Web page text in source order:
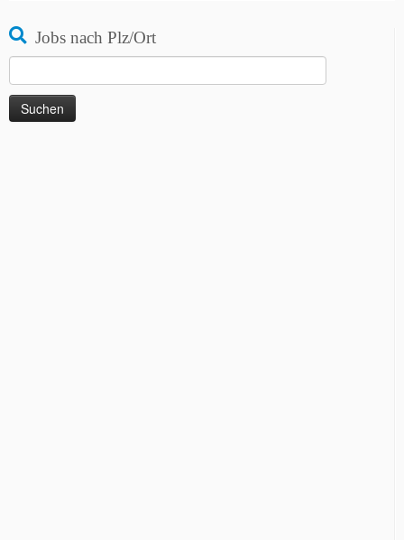
Jobs nach Plz/Ort
nach: